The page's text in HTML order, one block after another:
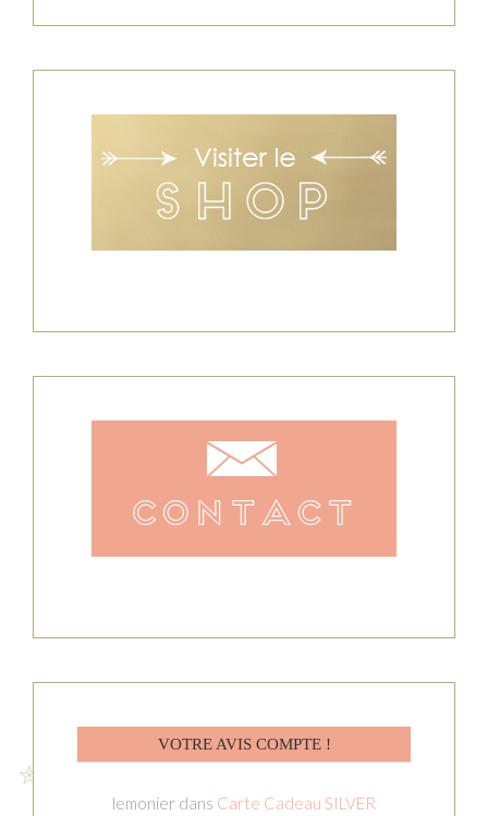
VOTRE AVIS COMPTE !
lemonier dans Carte Cadeau SILVER